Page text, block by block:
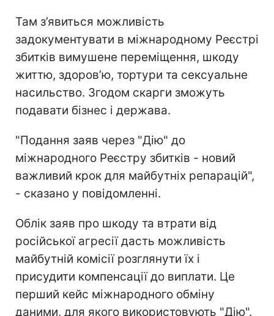
Там з’явиться можливість
задокументувати в міжнародному Реєстрі
збитків вимушене переміщення, шкоду
життю, здоровʼю, тортури та сексуальне
насильство. Згодом скарги зможуть
подавати бізнес і держава.
"Подання заяв через "Дію" до
міжнародного Реєстру збитків - новий
важливий крок для майбутніх репарацій",
- сказано у повідомленні.
Облік заяв про шкоду та втрати від
російської агресії дасть можливість
майбутній комісії розглянути їх і
присудити компенсації до виплати. Це
перший кейс міжнародного обміну
даними, для якого використовують "Дію".